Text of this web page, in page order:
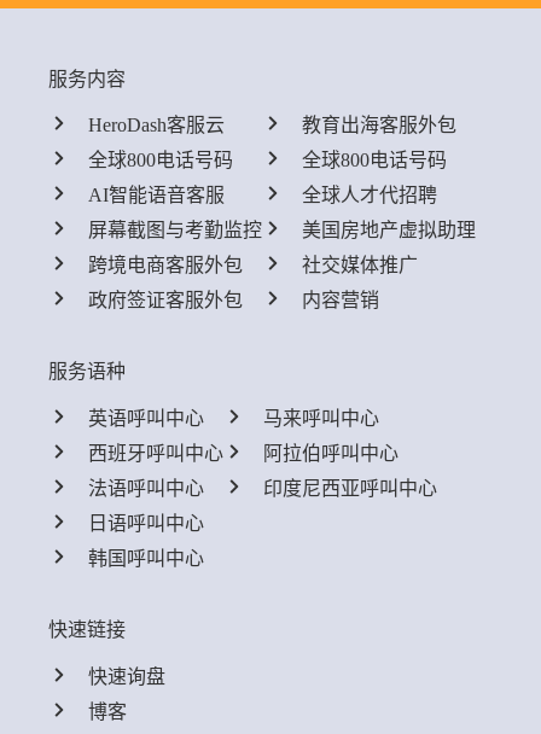
服务内容
HeroDash客服云
全球800电话号码
AI智能语音客服
屏幕截图与考勤监控
跨境电商客服外包
政府签证客服外包
教育出海客服外包
全球800电话号码
全球人才代招聘
美国房地产虚拟助理
社交媒体推广
内容营销
服务语种
英语呼叫中心
西班牙呼叫中心
法语呼叫中心
日语呼叫中心
韩国呼叫中心
马来呼叫中心
阿拉伯呼叫中心
印度尼西亚呼叫中心
快速链接
快速询盘
博客